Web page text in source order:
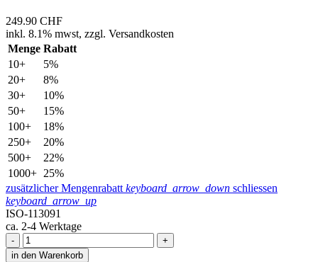
249.90 CHF
inkl. 8.1% mwst, zzgl. Versandkosten
Menge Rabatt
10+
5%
20+
8%
30+
10%
50+
15%
100+
18%
250+
20%
500+
22%
1000+ 25%
zusätzlicher Mengenrabatt keyboard_arrow_down schliessen
keyboard_arrow_up
ISO-113091
ca. 2-4 Werktage
-
+
in den Warenkorb